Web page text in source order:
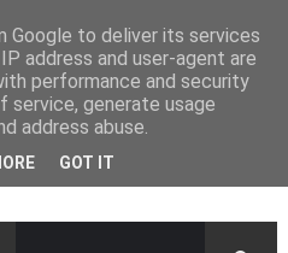
Google to deliver its services
address and user-agent are
performance and security
generate usage
address abuse.
GOT IT